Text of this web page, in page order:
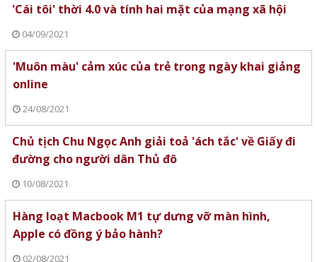
'Cái tôi' thời 4.0 và tính hai mặt của mạng xã hội
04/09/2021
'Muôn màu' cảm xúc của trẻ trong ngày khai giảng
online
24/08/2021
Chủ tịch Chu Ngọc Anh giải toả 'ách tắc' về Giấy đi
đường cho người dân Thủ đô
10/08/2021
Hàng loạt Macbook M1 tự dưng vỡ màn hình,
Apple có đồng ý bảo hành?
02/08/2021